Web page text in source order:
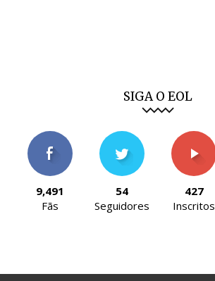
SIGA O EOL
9,491
Fãs
54
Seguidores
427
Inscritos